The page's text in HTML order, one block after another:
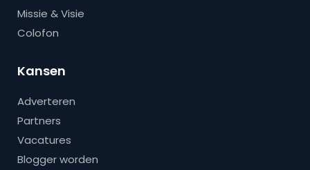
Missie & Visie
Colofon
Kansen
Adverteren
Partners
Vacatures
Blogger worden